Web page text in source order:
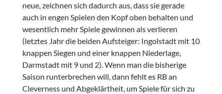
neue, zeichnen sich dadurch aus, dass sie gerade
auch in engen Spielen den Kopf oben behalten und
wesentlich mehr Spiele gewinnen als verlieren
(letztes Jahr die beiden Aufsteiger: Ingolstadt mit 10
knappen Siegen und einer knappen Niederlage,
Darmstadt mit 9 und 2). Wenn man die bisherige
Saison runterbrechen will, dann fehlt es RB an
Cleverness und Abgeklärtheit, um Spiele für sich zu